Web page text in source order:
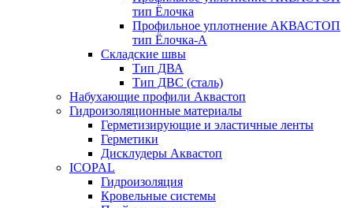
тип Ёлочка
Профильное уплотнение АКВАСТОП
тип Ёлочка-А
Складские швы
Тип ДВА
Тип ДВС (сталь)
Набухающие профили Аквастоп
Гидроизоляционные материалы
Герметизирующие и эластичные ленты
Герметики
Дисклудеры Аквастоп
ICOPAL
Гидроизоляция
Кровельные системы